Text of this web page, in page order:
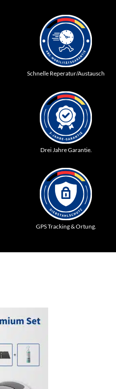
Schnelle Reperatur/Austausch
Drei Jahre Garantie.
GPS Tracking & Ortung.